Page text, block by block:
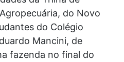
do Novo
do Colégio
Mancini, de
fazenda no final do